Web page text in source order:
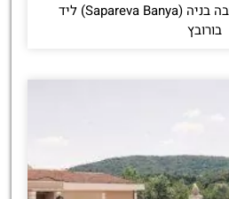
בריכות תרמיות בספארבה בניה (Sapareva Banya) ליד
בורובץ